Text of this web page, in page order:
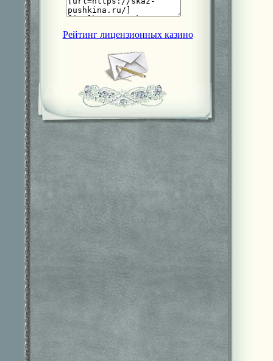
Рейтинг лицензионных казино